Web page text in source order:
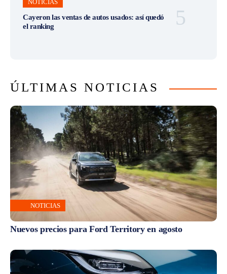
NOTICIAS
Cayeron las ventas de autos usados: así quedó
el ranking
ÚLTIMAS NOTICIAS
NOTICIAS
Nuevos precios para Ford Territory en agosto